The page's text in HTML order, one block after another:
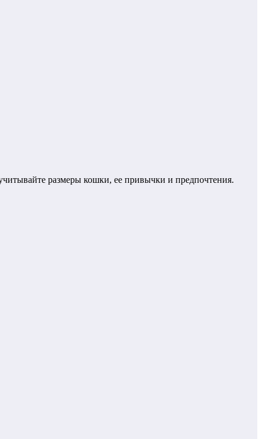
размеры кошки, ее привычки и предпочтения.